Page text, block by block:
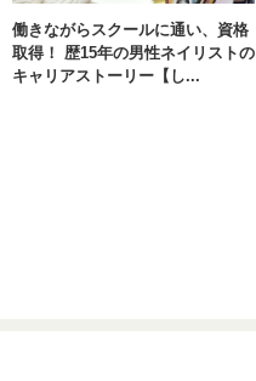
働きながらスクールに通い、資格
取得！ 歴15年の男性ネイリストの
キャリアストーリー【し...